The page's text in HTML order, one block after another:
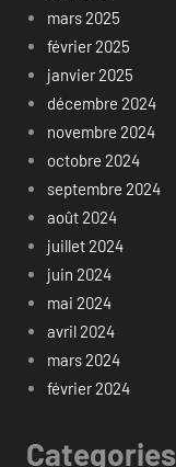
mars 2025
février 2025
janvier 2025
décembre 2024
novembre 2024
octobre 2024
septembre 2024
août 2024
juillet 2024
juin 2024
mai 2024
avril 2024
mars 2024
février 2024
Categories